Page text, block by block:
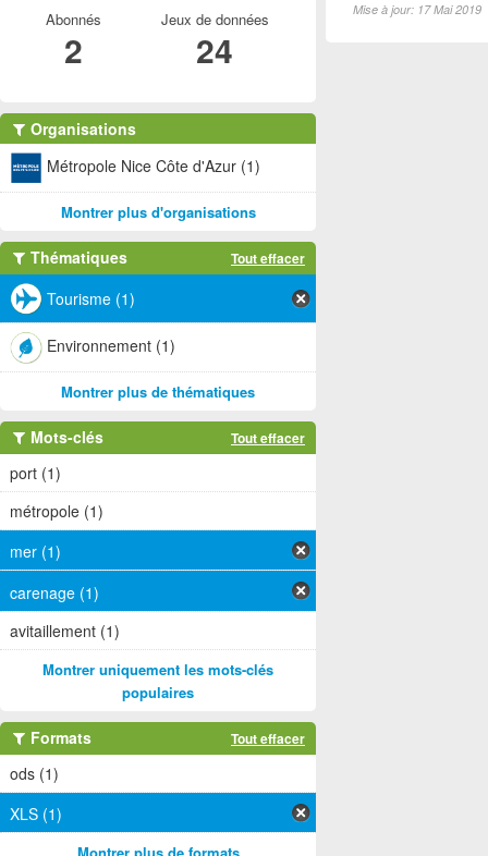
Mise à jour: 17 Mai 2019
Abonnés
2
Jeux de données
24
Organisations
Métropole Nice Côte d'Azur (1)
Montrer plus d'organisations
Thématiques Tout effacer
Tourisme (1)
Environnement (1)
Montrer plus de thématiques
Mots-clés Tout effacer
port (1)
métropole (1)
mer (1)
carenage (1)
avitaillement (1)
Montrer uniquement les mots-clés
populaires
Formats Tout effacer
ods (1)
XLS (1)